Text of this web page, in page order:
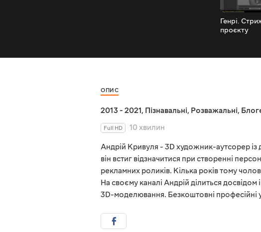
Генрі.
проєкту
ОПИС
2013 - 2021, Пізнавальні, Розважальні,
Full HD
10 хвилин
Андрій Кривуля - 3D художник-аутсорер
він встиг відзначитися при створенні
рекламних роликів. Кілька років тому
На своєму каналі Андрій ділиться
3D-моделювання. Безкоштовні професійні